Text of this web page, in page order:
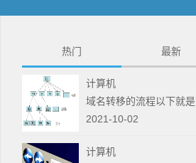
热门 最新
计算机
域名转移的流程以下就是
2021-10-02
计算机